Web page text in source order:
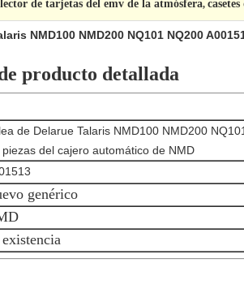
lector de tarjetas del emv de la atmósfera,
NMD100 NMD200 NQ101 NQ200
producto detallada
de Delarue Talaris NMD100 NMD200
piezas del cajero automático de NMD
genérico